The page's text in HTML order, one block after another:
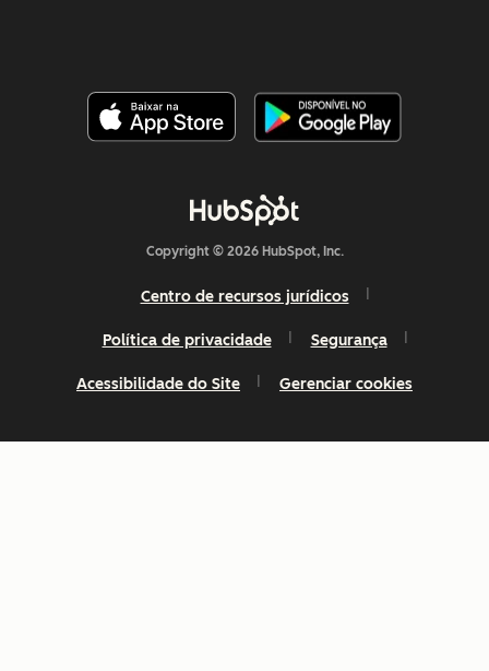
Copyright © 2026 HubSpot, Inc.
Centro de recursos jurídicos
Política de privacidade Segurança
Acessibilidade do Site Gerenciar cookies